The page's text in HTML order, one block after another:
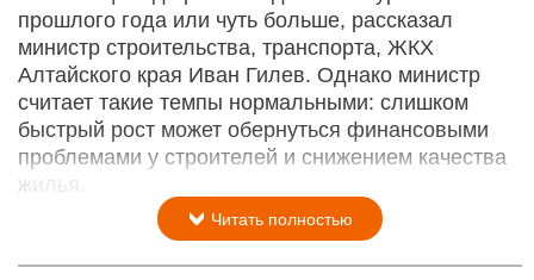
прошлого года или чуть больше, рассказал
министр строительства, транспорта, ЖКХ
Алтайского края Иван Гилев. Однако министр
считает такие темпы нормальными: слишком
быстрый рост может обернуться финансовыми
проблемами у строителей и снижением качества
жилья.
Читать полностью